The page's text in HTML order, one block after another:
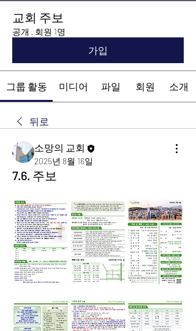
교회 주보
공개 · 회원 1명
가입
그룹 활동 미디어 파일 회원 소개
뒤로
소망의 교회
2025년 8월 16일
7.6. 주보